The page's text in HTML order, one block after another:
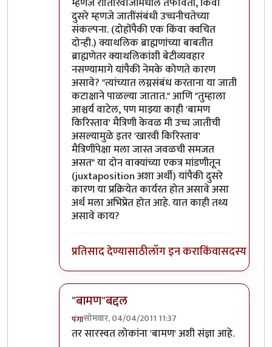
दुसरे म्हणजे जातींसंबंधी उच्चनीचतेच्या
संकल्पना. (दोहोंपैकी एक किंवा क्वचित
दोन्ही.) क्याथलिक ब्राह्मणांच्या बाबतीत
ब्राह्मणेतर क्याथलिकांशी बेटीव्यवहार
नसण्यामागे यांपैकी नेमके कोणते कारण
असावे? "त्यांच्यात लग्नसंबंध करताना या जाती
कटाक्षाने पाळल्या जातात." आणि "तुम्हाला
आश्चर्य वाटेल, पण माझ्या काही 'बामण
किरिस्ताव' मैत्रिणी केवळ मी उच्च जातीची
असल्यामुळे इतर 'खारवी किरिस्ताव'
मैत्रिणींपेक्षा मला जास्त जवळची समजत
असत" या दोन वाक्यांच्या एकत्र मांडणीतून
(juxtaposition अशा अर्थी) यांपैकी दुसरे
कारण या प्रक्रियेत कार्यरत होत असावे असा
अर्थ मला अभिप्रेत होत आहे. यात काही तथ्य
असावे काय?
प्रतिसाद देण्यासाठीलॉग इन कराकिंवासदस्य व्हा
"बामण"बद्दल
पंगासोमवार, 04/04/2011 11:37
In reply toगोव्यातील ब्राह्मणbyपैसा
तर सारस्वत लोकांना 'बामण' अशी संज्ञा आहे.